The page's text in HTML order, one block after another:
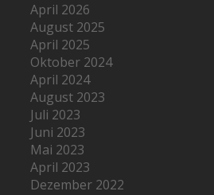
April 2026
August 2025
April 2025
Oktober 2024
April 2024
August 2023
Juli 2023
Juni 2023
Mai 2023
April 2023
Dezember 2022